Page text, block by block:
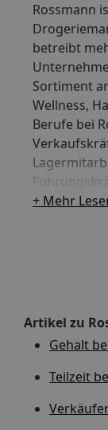
Rossmann
betreibt
Sortiment
Wellness,
Berufe bei
Marketing
+ Mehr
Artikel zu
Gehalt
Teilzeit